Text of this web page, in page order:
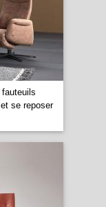
se reposer